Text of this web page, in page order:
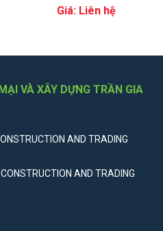
Giá: Liên hệ
VÀ XÂY DỰNG TRẦN GIA
AND TRADING
AND TRADING